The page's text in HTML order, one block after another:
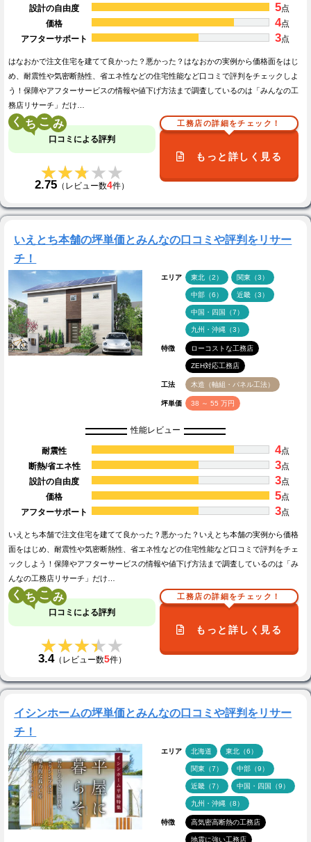
設計の自由度
5点
価格
4点
アフターサポート
3点
はなおかで注文住宅を建てて良かった？悪かった？はなおかの実例から価格面をはじ
め、耐震性や気密断熱性、省エネ性などの住宅性能など口コミで評判をチェックしよ
う！保障やアフターサービスの情報や値下げ方法まで調査しているのは「みんなの工
務店リサーチ」だけ…
く こ
口コミによる評判
★★★★★
★★★★★
2.75 （レビュー数4件）
工務店の詳細をチェック！
もっと詳しく見る
いえとち本舗の坪単価とみんなの口コミや評判をリサー
チ！
エリア 東北（2） 関東（3）
中部（6） 近畿（3）
中国・四国（7）
九州・沖縄（3）
特徴 ローコストな工務店
ZEH対応工務店
工法 木造（軸組・パネル工法）
坪単価 38 ～ 55 万円
性能レビュー
耐震性 4点
断熱/省エネ性
3点
設計の自由度
3点
価格
5点
アフターサポート
3点
いえとち本舗で注文住宅を建てて良かった？悪かった？いえとち本舗の実例から価格
面をはじめ、耐震性や気密断熱性、省エネ性などの住宅性能など口コミで評判をチェ
ックしよう！保障やアフターサービスの情報や値下げ方法まで調査しているのは「み
んなの工務店リサーチ」だけ…
く こ
口コミによる評判
★★★★★
★★★★★
3.4（レビュー数5件）
工務店の詳細をチェック！
もっと詳しく見る
イシンホームの坪単価とみんなの口コミや評判をリサー
チ！
エリア 北海道 東北（6）
関東（7） 中部（9）
近畿（7） 中国・四国（9）
九州・沖縄（8）
特徴 高気密高断熱の工務店
地震に強い工務店